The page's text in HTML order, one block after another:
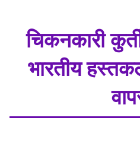
चिकनकारी
भारतीय